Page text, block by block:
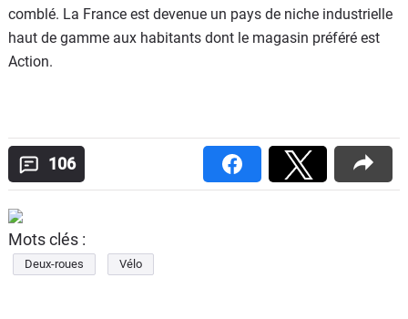
comblé. La France est devenue un pays de niche industrielle
haut de gamme aux habitants dont le magasin préféré est
Action.
106
Mots clés :
Deux-roues Vélo